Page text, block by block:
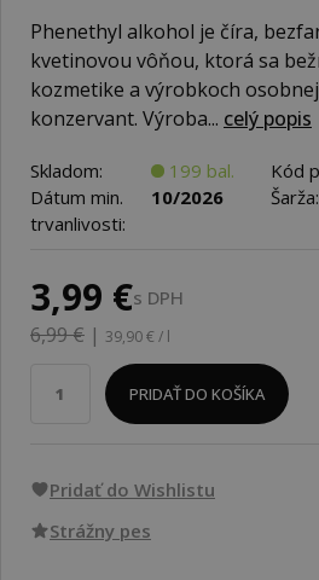
Phenethyl alkohol je číra,
kvetinovou vôňou, ktorá sa
kozmetike a výrobkoch
konzervant. Výroba... celý popis
Skladom: 199 bal. Kód
Dátum min.
trvanlivosti:
10/2026 Šarža:
3,99 €s DPH
6,99 € | 39,90 € / l
PRIDAŤ DO KOŠÍKA
Pridať do Wishlistu
Strážny pes